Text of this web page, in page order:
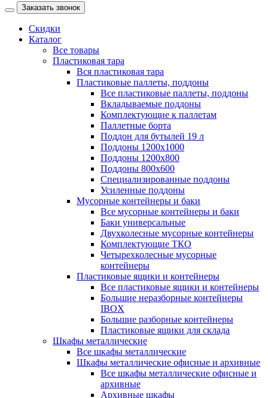
Заказать звонок
Скидки
Каталог
Все товары
Пластиковая тара
Вся пластиковая тара
Пластиковые паллеты, поддоны
Все пластиковые паллеты, поддоны
Вкладываемые поддоны
Комплектующие к паллетам
Паллетные борта
Поддон для бутылей 19 л
Поддоны 1200х1000
Поддоны 1200х800
Поддоны 800х600
Специализированные поддоны
Усиленные поддоны
Мусорные контейнеры и баки
Все мусорные контейнеры и баки
Баки универсальные
Двухколесные мусорные контейнеры
Комплектующие ТКО
Четырехколесные мусорные
контейнеры
Пластиковые ящики и контейнеры
Все пластиковые ящики и контейнеры
Большие неразборные контейнеры
IBOX
Большие разборные контейнеры
Пластиковые ящики для склада
Шкафы металлические
Все шкафы металлические
Шкафы металлические офисные и архивные
Все шкафы металлические офисные и
архивные
Архивные шкафы